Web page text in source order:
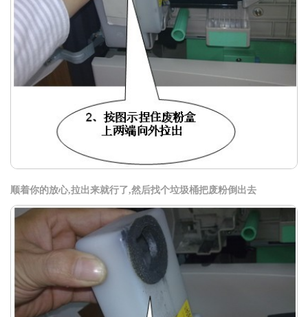
顺着你的放心,拉出来就行了,然后找个垃圾桶把废粉倒出去